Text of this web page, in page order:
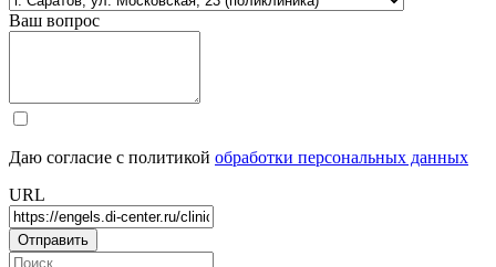
Ваш вопрос
Даю согласие с политикой обработки персональных данных
URL